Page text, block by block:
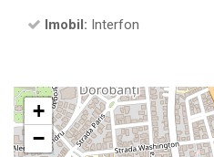
Imobil: Interfon
+
−